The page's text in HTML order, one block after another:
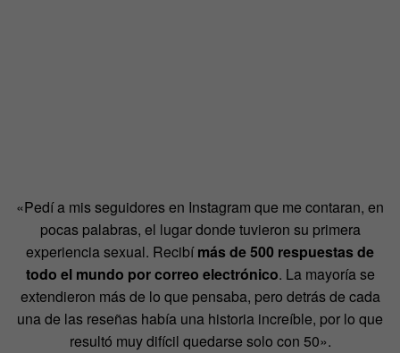
«Pedí a mis seguidores en Instagram que me contaran, en
pocas palabras, el lugar donde tuvieron su primera
experiencia sexual. Recibímás de 500 respuestas de
todo el mundo por correo electrónico. La mayoría se
extendieron más de lo que pensaba, pero detrás de cada
una de las reseñas había una historia increíble, por lo que
resultó muy difícil quedarse solo con 50».